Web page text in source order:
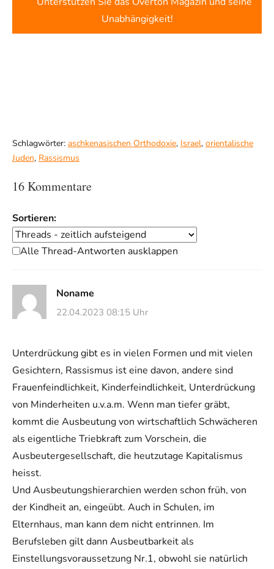
Unabhängigkeit!
Schlagwörter: aschkenasischen Orthodoxie, Israel, orientalische
Juden, Rassismus
16 Kommentare
Sortieren:
Alle Thread-Antworten ausklappen
Noname
22.04.2023 08:15 Uhr
Unterdrückung gibt es in vielen Formen und mit vielen
Gesichtern, Rassismus ist eine davon, andere sind
Frauenfeindlichkeit, Kinderfeindlichkeit, Unterdrückung
von Minderheiten u.v.a.m. Wenn man tiefer gräbt,
kommt die Ausbeutung von wirtschaftlich Schwächeren
als eigentliche Triebkraft zum Vorschein, die
Ausbeutergesellschaft, die heutzutage Kapitalismus
heisst.
Und Ausbeutungshierarchien werden schon früh, von
der Kindheit an, eingeübt. Auch in Schulen, im
Elternhaus, man kann dem nicht entrinnen. Im
Berufsleben gilt dann Ausbeutbarkeit als
Einstellungsvoraussetzung Nr.1, obwohl sie natürlich